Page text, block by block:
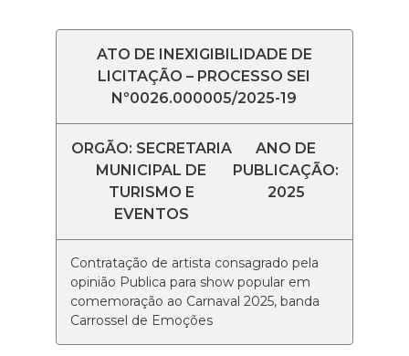
ATO DE INEXIGIBILIDADE DE
LICITAÇÃO – PROCESSO SEI
Nº0026.000005/2025-19
ORGÃO: SECRETARIA
MUNICIPAL DE
TURISMO E
EVENTOS
ANO DE
PUBLICAÇÃO:
2025
Contratação de artista consagrado pela
opinião Publica para show popular em
comemoração ao Carnaval 2025, banda
Carrossel de Emoções